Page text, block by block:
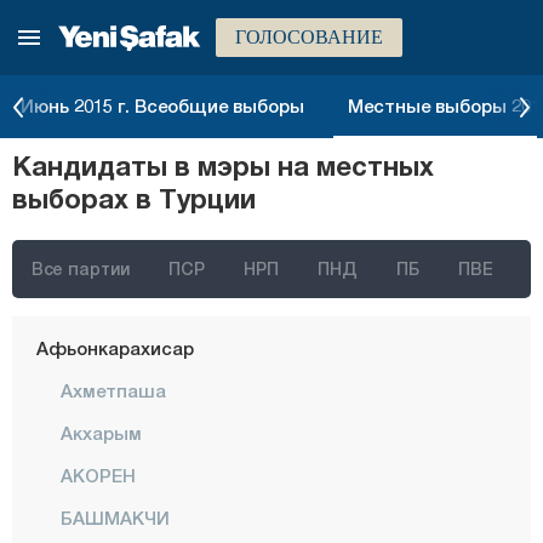
ГОЛОСОВАНИЕ
Июнь 2015 г. Всеобщие выборы Местные выборы
Кандидаты в мэры на местных
выборах в Турции
Все партии ПСР НРП ПНД ПБ ПВЕ
Анкара
Измир
Адыяман
Афьонкарахисар
Ахметпаша
Акхарым
АКОРЕН
БАШМАКЧИ